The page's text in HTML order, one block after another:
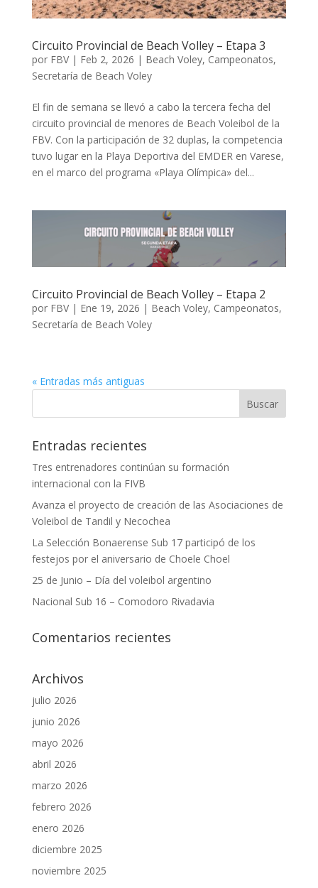
Circuito Provincial de Beach Volley – Etapa 3
por FBV| Feb 2, 2026 | Beach Voley, Campeonatos,
Secretaría de Beach Voley
El fin de semana se llevó a cabo la tercera fecha del
circuito provincial de menores de Beach Voleibol de la
FBV. Con la participación de 32 duplas, la competencia
tuvo lugar en la Playa Deportiva del EMDER en Varese,
en el marco del programa «Playa Olímpica» del...
Circuito Provincial de Beach Volley – Etapa 2
por FBV| Ene 19, 2026 | Beach Voley, Campeonatos,
Secretaría de Beach Voley
« Entradas más antiguas
Entradas recientes
Tres entrenadores continúan su formación
internacional con la FIVB
Avanza el proyecto de creación de las Asociaciones de
Voleibol de Tandil y Necochea
La Selección Bonaerense Sub 17 participó de los
festejos por el aniversario de Choele Choel
25 de Junio – Día del voleibol argentino
Nacional Sub 16 – Comodoro Rivadavia
Comentarios recientes
Archivos
julio 2026
junio 2026
mayo 2026
abril 2026
marzo 2026
febrero 2026
enero 2026
diciembre 2025
noviembre 2025